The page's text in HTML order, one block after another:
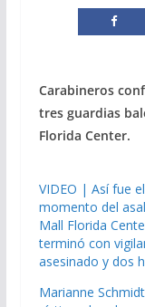
Carabineros
tres guardias
Florida Center.
VIDEO | Así fue el
momento del
Mall Florida
terminó con
asesinado y dos
Marianne